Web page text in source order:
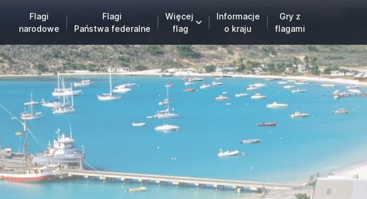
Flagi
narodowe
Flagi
Państwa federalne
Więcej
flag
Informacje
o kraju
Gry z
flagami